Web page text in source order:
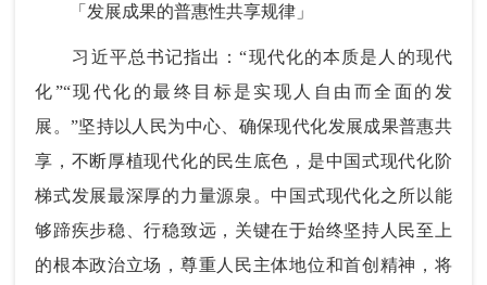
「发展成果的普惠性共享规律」
习近平总书记指出：“现代化的本质是人的现代
化”“现代化的最终目标是实现人自由而全面的发
展。”坚持以人民为中心、确保现代化发展成果普惠共
享，不断厚植现代化的民生底色，是中国式现代化阶
梯式发展最深厚的力量源泉。中国式现代化之所以能
够蹄疾步稳、行稳致远，关键在于始终坚持人民至上
的根本政治立场，尊重人民主体地位和首创精神，将